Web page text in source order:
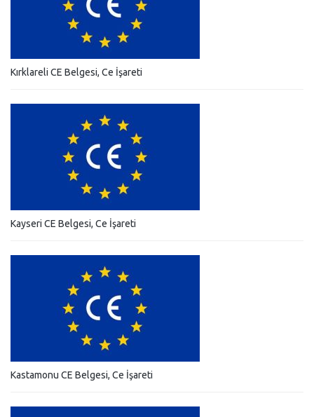
Kırklareli CE Belgesi, Ce İşareti
Kayseri CE Belgesi, Ce İşareti
Kastamonu CE Belgesi, Ce İşareti